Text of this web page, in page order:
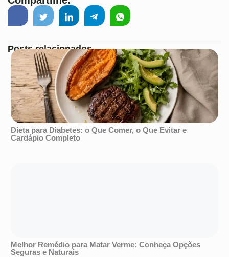
Posts relacionados
Dieta para Diabetes: o Que Comer, o Que Evitar e
Cardápio Completo
Melhor Remédio para Matar Verme: Conheça Opções
Seguras e Naturais